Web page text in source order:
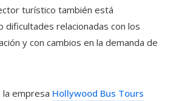
turístico también está
dificultades relacionadas con los
y con cambios en la demanda de
la empresa Hollywood Bus Tours